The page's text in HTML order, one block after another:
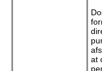
at